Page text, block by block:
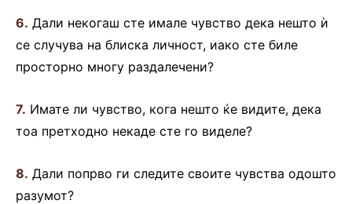
6. Дали некогаш сте имале чувство дека нешто ѝ
се случува на блиска личност, иако сте биле
просторно многу раздалечени?
7. Имате ли чувство, кога нешто ќе видите, дека
тоа претходно некаде сте го виделе?
8. Дали попрво ги следите своите чувства одошто
разумот?